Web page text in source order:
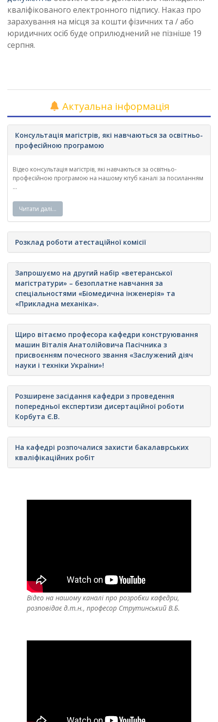
кваліфікованого електронного підпису. Наказ про
зарахування на місця за кошти фізичних та / або
юридичних осіб буде оприлюднений не пізніше 19
серпня.
Актуальна інформація
Консультація магістрів, які навчаються за освітньо-
професійною програмою
Відео консультація магістрів, які навчаються за освітньо-
професійною програмою на нашому ютуб каналі за посиланням
...
Читати далі…
Розклад роботи атестаційної комісії
Запрошуємо на другий набір «ветеранської
магістратури» – безоплатне навчання за
спеціальностями «Біомедична інженерія» та
«Прикладна механіка».
Щиро вітаємо професора кафедри конструювання
машин Віталія Анатолійовича Пасічника з
присвоєнням почесного звання «Заслужений діяч
науки і техніки України»!
Розширене засідання кафедри з проведення
попередньої експертизи дисертаційної роботи
Корбута Є.В.
На кафедрі розпочалися захисти бакалаврських
кваліфікаційних робіт
Відео на нашому каналі про розробки кафедри,
розповідає д.т.н., професор Струтинський В.Б.